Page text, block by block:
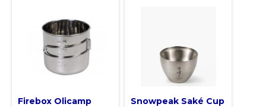
Firebox Olicamp
Snowpeak Saké Cup